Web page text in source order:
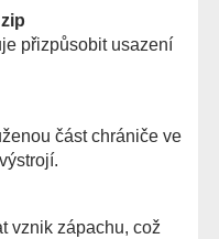
přizpůsobit usazení
část chrániče ve
vznik zápachu, což